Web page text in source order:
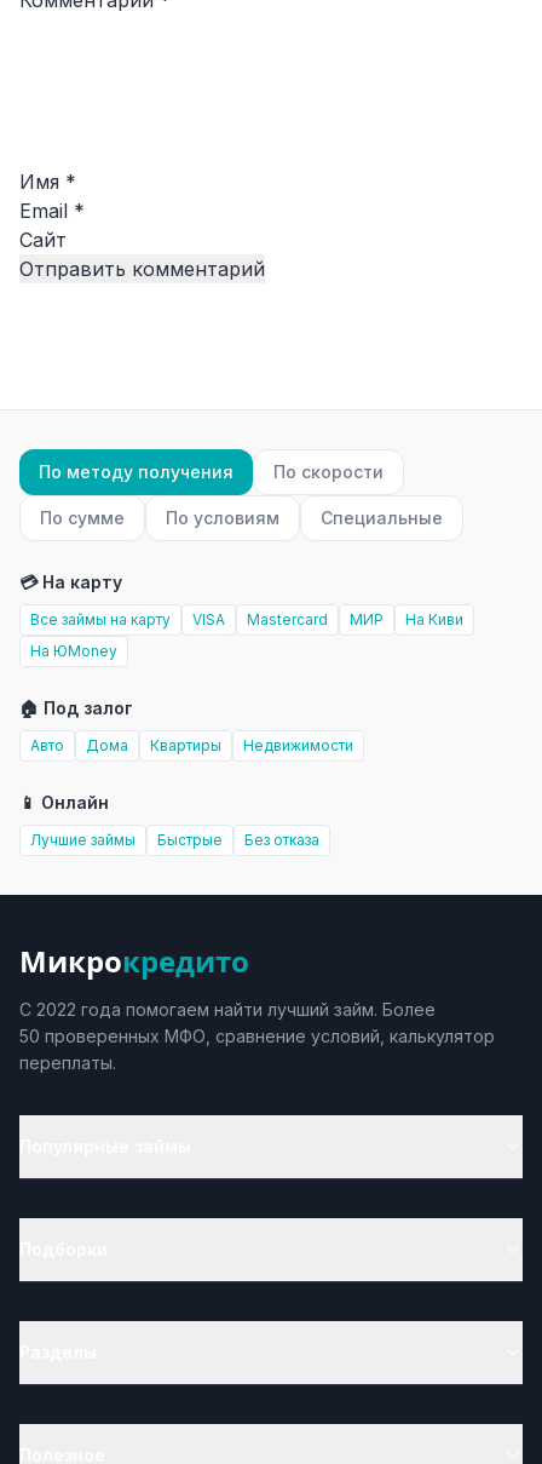
Имя *
Email *
Сайт
По методу получения По скорости
По сумме По условиям Специальные
💳 На карту
Все займы на карту VISA Mastercard МИР
На Киви
На ЮMoney
🏠 Под залог
Авто Дома Квартиры Недвижимости
📱 Онлайн
Лучшие займы Быстрые Без отказа
Микрокредито
С 2022 года помогаем найти лучший займ. Более
50 проверенных МФО, сравнение условий, калькулятор
переплаты.